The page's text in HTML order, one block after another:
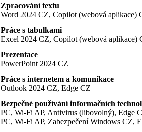
Zpracování textu
Word 2024 CZ, Copilot (webová aplikace)
Práce s tabulkami
Excel 2024 CZ, Copilot (webová aplikace)
Prezentace
PowerPoint 2024 CZ
Práce s internetem a komunikace
Outlook 2024 CZ, Edge CZ
Bezpečné používání informačních
PC, Wi-Fi AP, Antivirus (libovolný), Edge
PC, Wi-Fi AP, Zabezpečení Windows CZ,